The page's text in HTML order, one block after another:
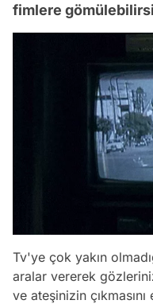
fimlere
Tv'ye çok yakın
aralar vererek
ve ateşinizin